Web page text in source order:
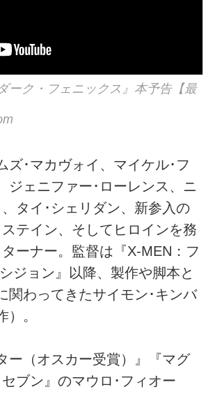
ーク・フェニックス』本予告【最
ズ･マカヴォイ、マイケル･フ
ジェニファー･ローレンス、ニ
タイ･シェリダン、新参入の
テイン、そしてヒロインを務
ーナー。監督は『X-MEN：フ
ジョン』以降、製作や脚本と
関わってきたサイモン･キンバ
）。
ー（オスカー受賞）』『マグ
ブン』のマウロ･フィオー